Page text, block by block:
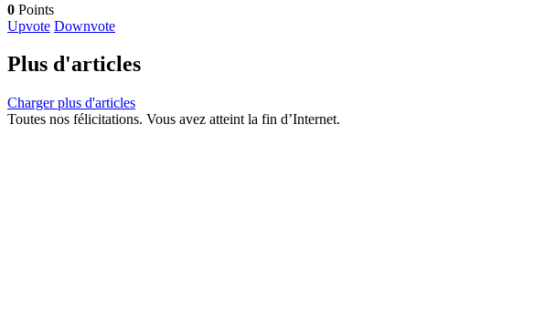
0 Points
Upvote Downvote
Plus d'articles
Charger plus d'articles
Toutes nos félicitations. Vous avez atteint la fin d’Internet.